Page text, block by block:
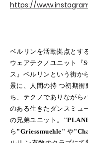
https://
ベルリンを活動拠点とす
ウェアテクノユニット『
ス』ベルリンという街か
景に、人間の持 つ初期
ち、テクノでありながら
のある生きたダンスミュ
の兄弟ユニット。
ら "Griessmuehle" や